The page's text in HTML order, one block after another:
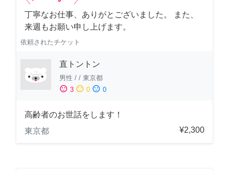
丁寧なお仕事、ありがとございました。 また、
来週もお願い申し上げます。
依頼されたチケット
直トントン
男性 / / 東京都
sentiment_satisfied 3 sentiment_neutral 0 sentiment_dissatisfied 0
高齢者のお世話をします！
東京都
¥2,300